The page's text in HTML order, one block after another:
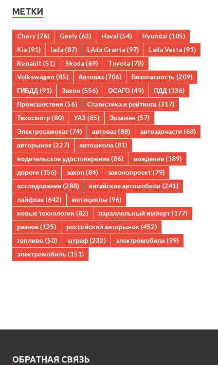
МЕТКИ
Chery (76) Geely (63) Haval (54) Hyundai (105)
Kia (91) lada (87) LAda Granta (97) Lada Vesta (91)
Renault (51) Skoda (69) Toyota (78)
Volkswagen (85) Автоваз (706) Безопасность (209)
ГИБДД (91) Закон (556) ОСАГО (49) ПДД (136)
Происшествия (56) Статистика и рейтинги (317)
Техосмотр (80) УАЗ (85) Экзамен (57)
Электросамокат (74) автоваз (88) автозапчасти (68)
авторынок (227) автошкола(81)
водительское удостоверение (86) вождение (189)
дороги (156) закон (84) законопроект (79)
исследование (288) китайские автомобили (241)
лайфхак (642) мотоциклы (96)
новые технологии (82) параллельный импорт (177)
разное (125) российский авторынок (452)
топливо (50) штраф (232) электромобили (99)
электромобиль (151)
ОБРАТНАЯ СВЯЗЬ